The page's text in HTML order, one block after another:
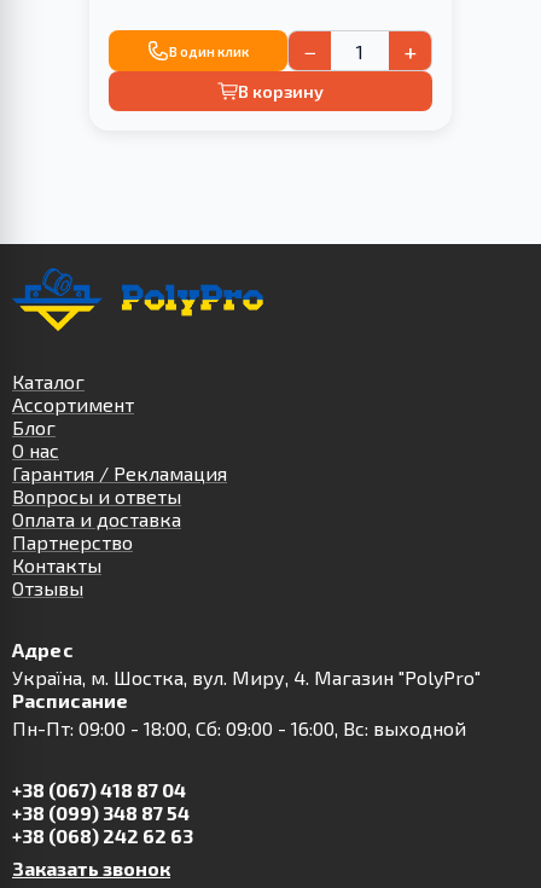
В один клик − +
В корзину
Каталог
Ассортимент
Блог
О нас
Гарантия / Рекламация
Вопросы и ответы
Оплата и доставка
Партнерство
Контакты
Отзывы
Адрес
Українa, м. Шостка, вул. Миру, 4. Магазин "PolyPro"
Расписание
Пн-Пт: 09:00 - 18:00, Сб: 09:00 - 16:00, Вс: выходной
+38 (067) 418 87 04
+38 (099) 348 87 54
+38 (068) 242 62 63
Заказать звонок